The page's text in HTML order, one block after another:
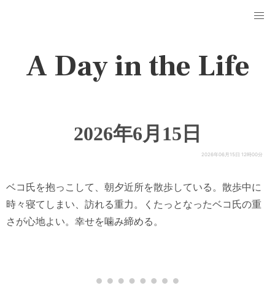
A Day in the Life
2026年6月15日
2026年06月15日 12時00分
ベコ氏を抱っこして、朝夕近所を散歩している。散歩中に
時々寝てしまい、訪れる重力。くたっとなったベコ氏の重
さが心地よい。幸せを噛み締める。